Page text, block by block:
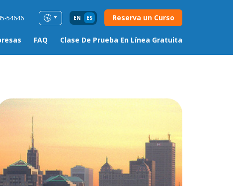
54646 EN ES Reserva un Curso
FAQ Clase De Prueba En Línea Gratuita